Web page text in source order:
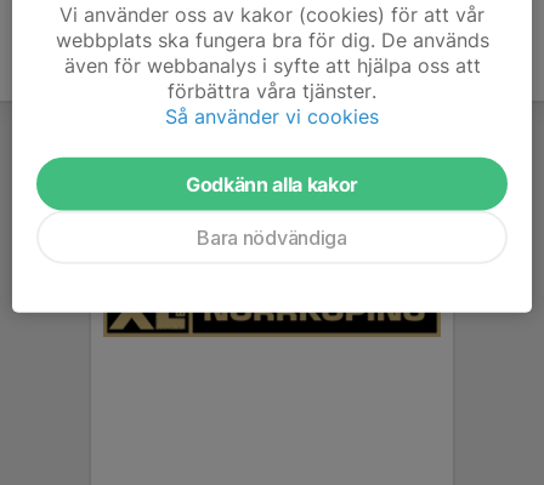
Vi använder oss av kakor (cookies) för att vår
webbplats ska fungera bra för dig. De används
även för webbanalys i syfte att hjälpa oss att
förbättra våra tjänster.
Så använder vi cookies
Godkänn alla kakor
Bara nödvändiga